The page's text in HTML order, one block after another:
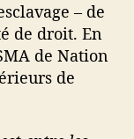
– de
de droit. En
de Nation
de